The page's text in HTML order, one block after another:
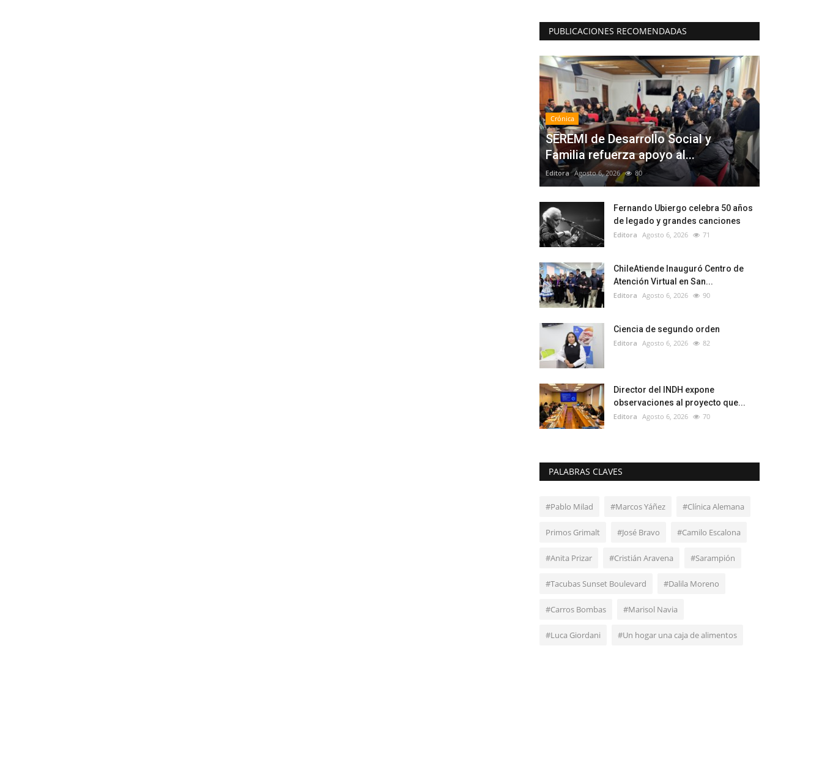
PUBLICACIONES RECOMENDADAS
Crónica
SEREMI de Desarrollo Social y
Familia refuerza apoyo al...
Editora Agosto 6, 2026 80
Fernando Ubiergo celebra 50 años
de legado y grandes canciones
Editora Agosto 6, 2026 71
ChileAtiende Inauguró Centro de
Atención Virtual en San...
Editora Agosto 6, 2026 90
Ciencia de segundo orden
Editora Agosto 6, 2026 82
Director del INDH expone
observaciones al proyecto que...
Editora Agosto 6, 2026 70
PALABRAS CLAVES
#Pablo Milad #Marcos Yáñez #Clínica Alemana
Primos Grimalt #José Bravo #Camilo Escalona
#Anita Prizar #Cristián Aravena #Sarampión
#Tacubas Sunset Boulevard #Dalila Moreno
#Carros Bombas #Marisol Navia
#Luca Giordani #Un hogar una caja de alimentos